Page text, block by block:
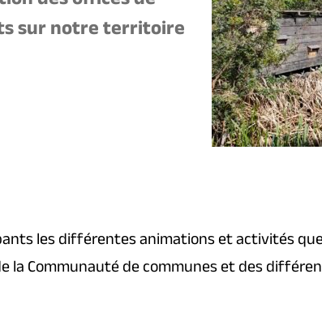
sur notre territoire
les différentes animations et activités
la Communauté de communes et des